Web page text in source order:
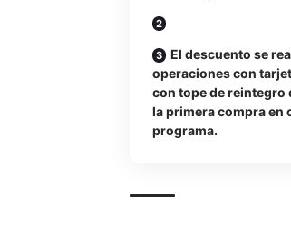
El descuento se
operaciones con
con tope de reintegro
la primera compra en
programa.